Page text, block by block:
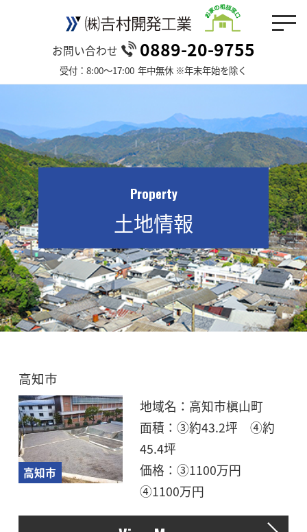
お問い合わせ 0889-20-9755
受付：8:00～17:00 年中無休 ※年末年始を除く
Property
土地情報
高知市
高知市
地域名
高知市槇山町
面積
③約43.2坪 ④約
45.4坪
価格
③1100万円
④1100万円